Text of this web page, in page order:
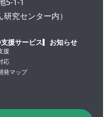
究センター内）
援サービス
援
応
発マップ
お知らせ